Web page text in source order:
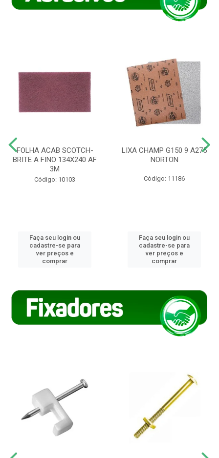
FOLHA ACAB SCOTCH-
BRITE A FINO 134X240 AF
3M
Código: 10103
Faça seu login ou
cadastre-se para
ver preços e
comprar
LIXA CHAMP G150 9 A275
NORTON
Código: 11186
Faça seu login ou
cadastre-se para
ver preços e
comprar